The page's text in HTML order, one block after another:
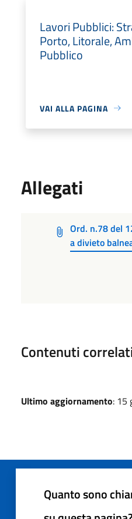
Lavori Pubblici:
Porto, Litorale,
Pubblico
VAI ALLA PAGINA
Allegati
Ord. n.78 del
a divieto
Contenuti
Ultimo aggiornamento: 15
Quanto sono